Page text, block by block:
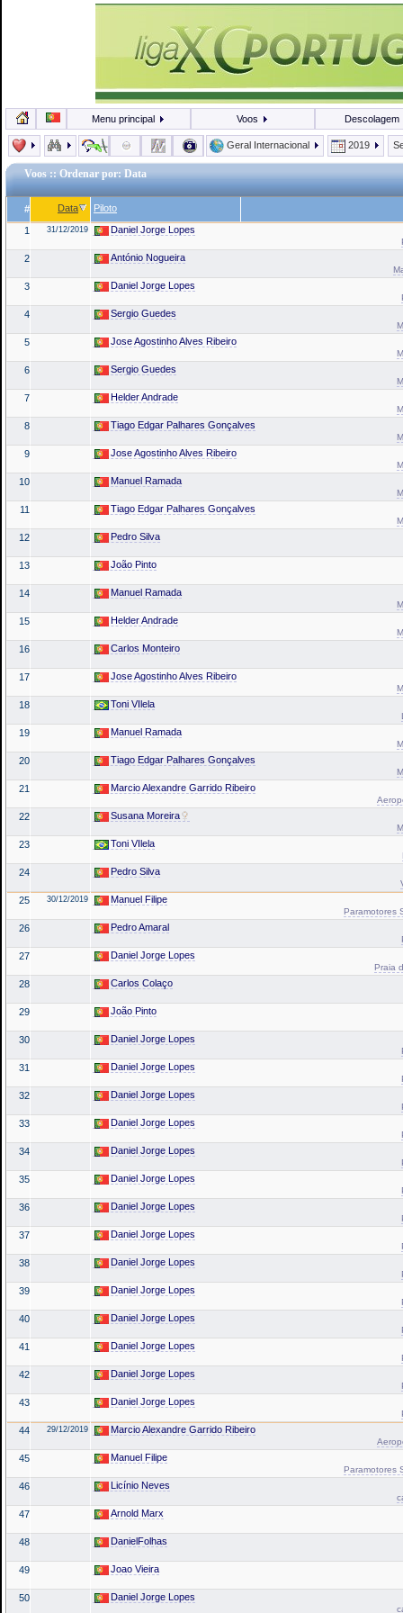
Menu principal Voos Descolagem
Geral Internacional 2019
Voos :: Ordenar por: Data
# Data Piloto
1 31/12/2019 Daniel Jorge Lopes
2 António Nogueira
3 Daniel Jorge Lopes
4 Sergio Guedes
5 Jose Agostinho Alves Ribeiro
6 Sergio Guedes
7 Helder Andrade
8 Tiago Edgar Palhares Gonçalves
9 Jose Agostinho Alves Ribeiro
10 Manuel Ramada
11 Tiago Edgar Palhares Gonçalves
12 Pedro Silva
13 João Pinto
14 Manuel Ramada
15 Helder Andrade
16 Carlos Monteiro
17 Jose Agostinho Alves Ribeiro
18 Toni VIlela
19 Manuel Ramada
20 Tiago Edgar Palhares Gonçalves
21 Marcio Alexandre Garrido Ribeiro
22 Susana Moreira
23 Toni VIlela
24 Pedro Silva
25 30/12/2019 Manuel Filipe
Paramotores
26 Pedro Amaral
27 Daniel Jorge Lopes
Praia
28 Carlos Colaço
29 João Pinto
30 Daniel Jorge Lopes
31 Daniel Jorge Lopes
32 Daniel Jorge Lopes
33 Daniel Jorge Lopes
34 Daniel Jorge Lopes
35 Daniel Jorge Lopes
36 Daniel Jorge Lopes
37 Daniel Jorge Lopes
38 Daniel Jorge Lopes
39 Daniel Jorge Lopes
40 Daniel Jorge Lopes
41 Daniel Jorge Lopes
42 Daniel Jorge Lopes
43 Daniel Jorge Lopes
44 29/12/2019 Marcio Alexandre Garrido Ribeiro
45 Manuel Filipe
Paramotores
46 Licínio Neves
47 Arnold Marx
48 DanielFolhas
49 Joao Vieira
50 Daniel Jorge Lopes